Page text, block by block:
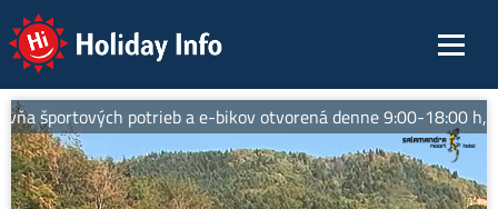
Holiday Info
športových potrieb a e-bikov otvorená denne 9:00-18:00 h,